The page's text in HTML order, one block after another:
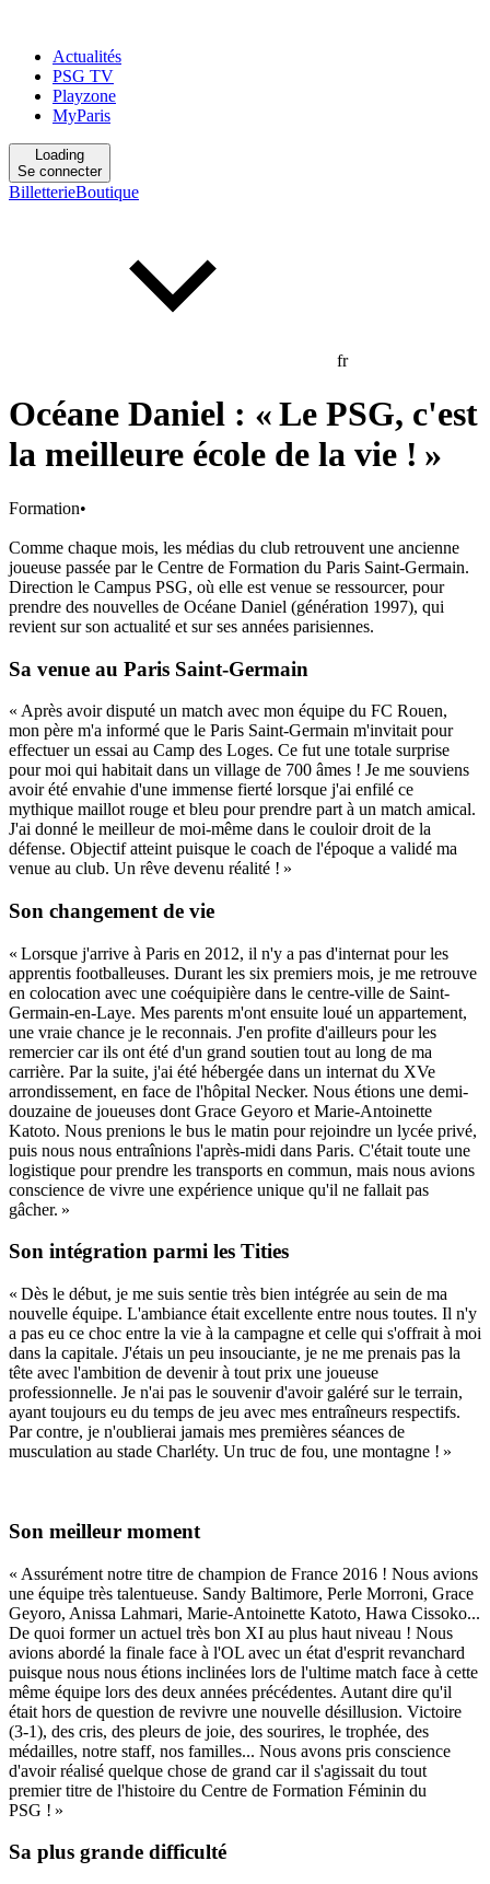
Actualités
PSG TV
Playzone
MyParis
Loading
Se connecter
BilletterieBoutique
fr
Océane Daniel : « Le PSG, c'est
la meilleure école de la vie ! »
Formation•
Comme chaque mois, les médias du club retrouvent une ancienne
joueuse passée par le Centre de Formation du Paris Saint-Germain.
Direction le Campus PSG, où elle est venue se ressourcer, pour
prendre des nouvelles de Océane Daniel (génération 1997), qui
revient sur son actualité et sur ses années parisiennes.
Sa venue au Paris Saint-Germain
« Après avoir disputé un match avec mon équipe du FC Rouen,
mon père m'a informé que le Paris Saint-Germain m'invitait pour
effectuer un essai au Camp des Loges. Ce fut une totale surprise
pour moi qui habitait dans un village de 700 âmes ! Je me souviens
avoir été envahie d'une immense fierté lorsque j'ai enfilé ce
mythique maillot rouge et bleu pour prendre part à un match amical.
J'ai donné le meilleur de moi-même dans le couloir droit de la
défense. Objectif atteint puisque le coach de l'époque a validé ma
venue au club. Un rêve devenu réalité ! »
Son changement de vie
« Lorsque j'arrive à Paris en 2012, il n'y a pas d'internat pour les
apprentis footballeuses. Durant les six premiers mois, je me retrouve
en colocation avec une coéquipière dans le centre-ville de Saint-
Germain-en-Laye. Mes parents m'ont ensuite loué un appartement,
une vraie chance je le reconnais. J'en profite d'ailleurs pour les
remercier car ils ont été d'un grand soutien tout au long de ma
carrière. Par la suite, j'ai été hébergée dans un internat du XVe
arrondissement, en face de l'hôpital Necker. Nous étions une demi-
douzaine de joueuses dont Grace Geyoro et Marie-Antoinette
Katoto. Nous prenions le bus le matin pour rejoindre un lycée privé,
puis nous nous entraînions l'après-midi dans Paris. C'était toute une
logistique pour prendre les transports en commun, mais nous avions
conscience de vivre une expérience unique qu'il ne fallait pas
gâcher. »
Son intégration parmi les Tities
« Dès le début, je me suis sentie très bien intégrée au sein de ma
nouvelle équipe. L'ambiance était excellente entre nous toutes. Il n'y
a pas eu ce choc entre la vie à la campagne et celle qui s'offrait à moi
dans la capitale. J'étais un peu insouciante, je ne me prenais pas la
tête avec l'ambition de devenir à tout prix une joueuse
professionnelle. Je n'ai pas le souvenir d'avoir galéré sur le terrain,
ayant toujours eu du temps de jeu avec mes entraîneurs respectifs.
Par contre, je n'oublierai jamais mes premières séances de
musculation au stade Charléty. Un truc de fou, une montagne ! »
Son meilleur moment
« Assurément notre titre de champion de France 2016 ! Nous avions
une équipe très talentueuse. Sandy Baltimore, Perle Morroni, Grace
Geyoro, Anissa Lahmari, Marie-Antoinette Katoto, Hawa Cissoko...
De quoi former un actuel très bon XI au plus haut niveau ! Nous
avions abordé la finale face à l'OL avec un état d'esprit revanchard
puisque nous nous étions inclinées lors de l'ultime match face à cette
même équipe lors des deux années précédentes. Autant dire qu'il
était hors de question de revivre une nouvelle désillusion. Victoire
(3-1), des cris, des pleurs de joie, des sourires, le trophée, des
médailles, notre staff, nos familles... Nous avons pris conscience
d'avoir réalisé quelque chose de grand car il s'agissait du tout
premier titre de l'histoire du Centre de Formation Féminin du
PSG ! »
Sa plus grande difficulté